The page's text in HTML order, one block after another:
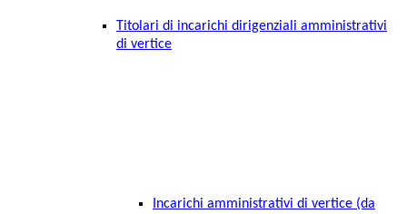
Titolari di incarichi dirigenziali amministrativi
di vertice
Incarichi amministrativi di vertice (da